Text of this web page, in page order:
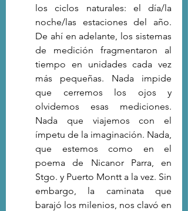
los ciclos naturales: el día/la
noche/las estaciones del año.
De ahí en adelante, los sistemas
de medición fragmentaron al
tiempo en unidades cada vez
más pequeñas. Nada impide
que cerremos los ojos y
olvidemos esas mediciones.
Nada que viajemos con el
ímpetu de la imaginación. Nada,
que estemos como en el
poema de Nicanor Parra, en
Stgo. y Puerto Montt a la vez. Sin
embargo, la caminata que
barajó los milenios, nos clavó en